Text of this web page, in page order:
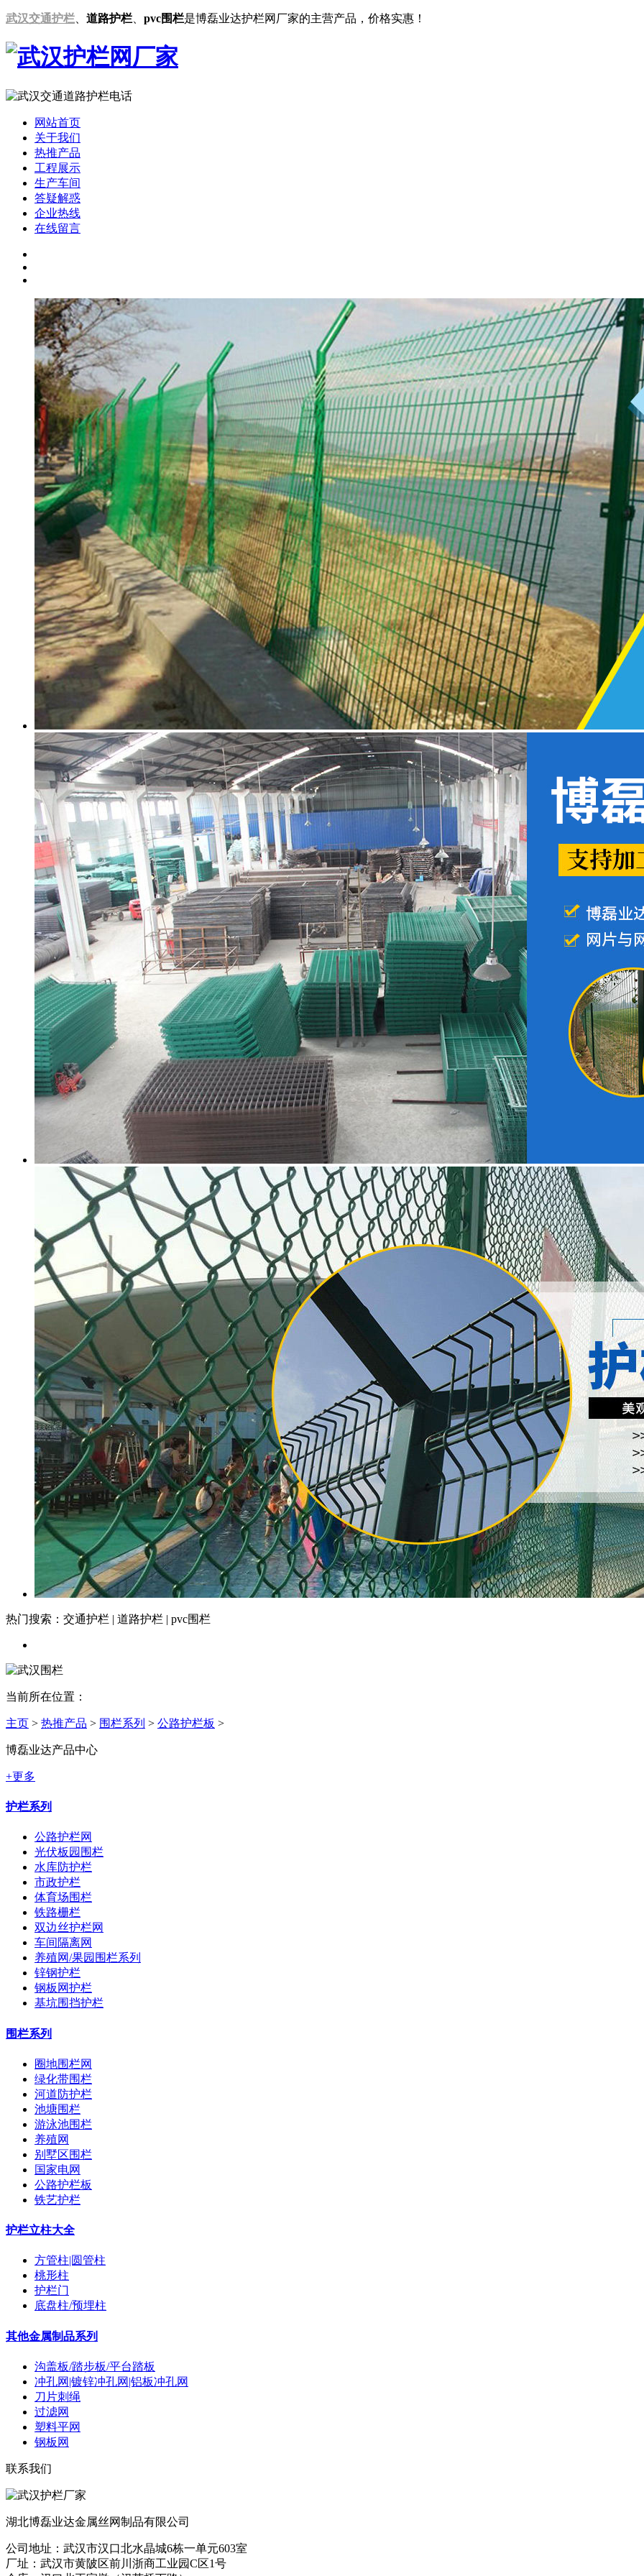
武汉交通护栏 道路护栏 pvc围栏是博磊业达护栏网厂家的主营产品，价格实惠！
网站首页
关于我们
热推产品
工程展示
生产车间
答疑解惑
企业热线
在线留言
热门搜索：交通护栏 | 道路护栏 | pvc围栏
当前所在位置：
主页 > 热推产品 > 围栏系列 > 公路护栏板 >
博磊业达产品中心
+更多
护栏系列
公路护栏网
光伏板园围栏
水库防护栏
市政护栏
体育场围栏
铁路栅栏
双边丝护栏网
车间隔离网
养殖网/果园围栏系列
锌钢护栏
钢板网护栏
基坑围挡护栏
围栏系列
圈地围栏网
绿化带围栏
河道防护栏
池塘围栏
游泳池围栏
养殖网
别墅区围栏
国家电网
公路护栏板
铁艺护栏
护栏立柱大全
方管柱|圆管柱
桃形柱
护栏门
底盘柱/预埋柱
其他金属制品系列
沟盖板/踏步板/平台踏板
冲孔网|镀锌冲孔网|铝板冲孔网
刀片刺绳
过滤网
塑料平网
钢板网
联系我们
湖北博磊业达金属丝网制品有限公司
公司地址：武汉市汉口北水晶城6栋一单元603室
厂址：武汉市黄陂区前川浙商工业园C区1号